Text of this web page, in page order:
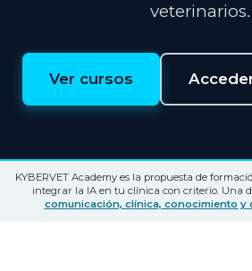
veterinarios.
Ver cursos
KYBERVET Academy es la propuesta de
integrar la IA en tu clínica con criterio. Una
comunicación, clínica, conocimiento y